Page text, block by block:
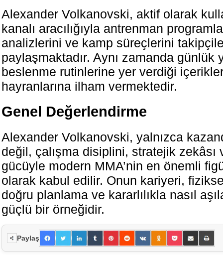
Alexander Volkanovski, aktif olarak
kanalı aracılığıyla antrenman
analizlerini ve kamp süreçlerini
paylaşmaktadır. Aynı zamanda günlük
beslenme rutinlerine yer verdiği
hayranlarına ilham vermektedir.
Genel Değerlendirme
Alexander Volkanovski, yalnızca
değil, çalışma disiplini, stratejik zekâsı
gücüyle modern MMA’nin en önemli
olarak kabul edilir. Onun kariyeri, fiziksel
doğru planlama ve kararlılıkla nasıl
güçlü bir örneğidir.
Paylaş